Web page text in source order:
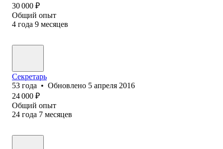
30 000 ₽
Общий опыт
4 года 9 месяцев
Секретарь
53 года • Обновлено 5 апреля 2016
24 000 ₽
Общий опыт
24 года 7 месяцев